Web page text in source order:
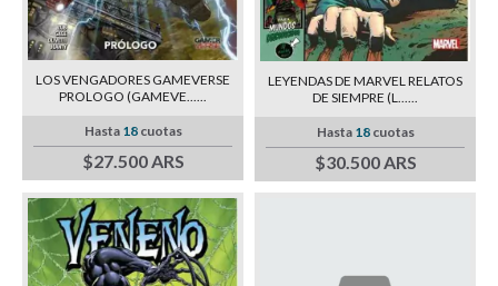
LOS VENGADORES GAMEVERSE
PROLOGO (GAMEVE......
Hasta 18cuotas
$27.500 ARS
LEYENDAS DE MARVEL RELATOS
DE SIEMPRE (L......
Hasta 18cuotas
$30.500 ARS